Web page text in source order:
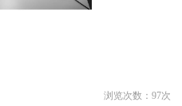
浏览次数： 97次